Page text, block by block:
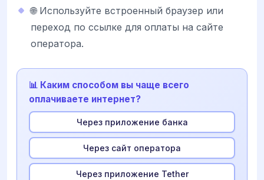
🌐 Используйте встроенный браузер или
переход по ссылке для оплаты на сайте
оператора.
📊 Каким способом вы чаще всего
оплачиваете интернет?
Через приложение банка
Через сайт оператора
Через приложение Tether